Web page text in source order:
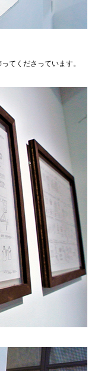
てくださっています。